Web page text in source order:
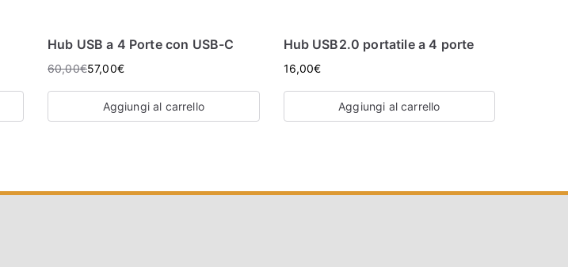
Hub USB a 4 Porte con USB-C
60,00€57,00€
Aggiungi al carrello
Hub USB2.0 portatile a 4 porte
16,00€
Aggiungi al carrello